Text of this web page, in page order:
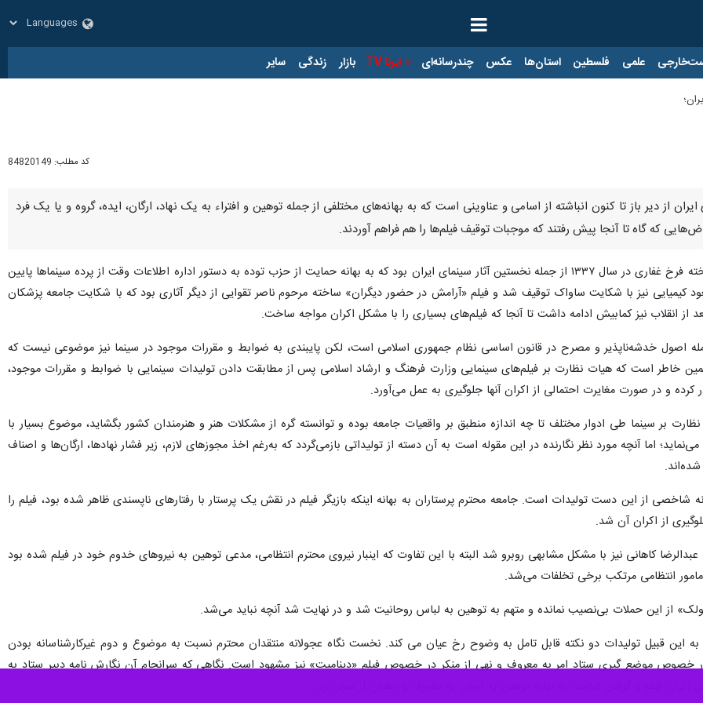
علمی فلسطین استان‌ها عکس چندرسانه‌ای ایرنا TV بازار زندگی سایر
کد مطلب: 84820149